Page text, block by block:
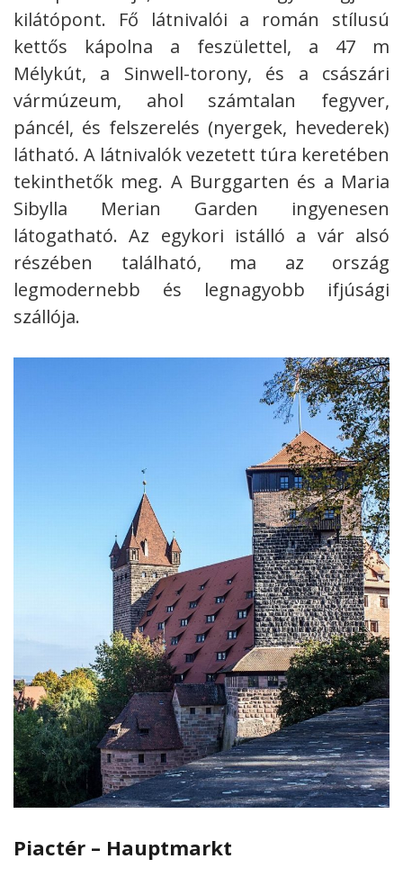
kilátópont. Fő látnivalói a román stílusú
kettős kápolna a feszülettel, a 47 m
Mélykút, a Sinwell-torony, és a császári
vármúzeum, ahol számtalan fegyver,
páncél, és felszerelés (nyergek, hevederek)
látható. A látnivalók vezetett túra keretében
tekinthetők meg. A Burggarten és a Maria
Sibylla Merian Garden ingyenesen
látogatható. Az egykori istálló a vár alsó
részében található, ma az ország
legmodernebb és legnagyobb ifjúsági
szállója.
Piactér – Hauptmarkt